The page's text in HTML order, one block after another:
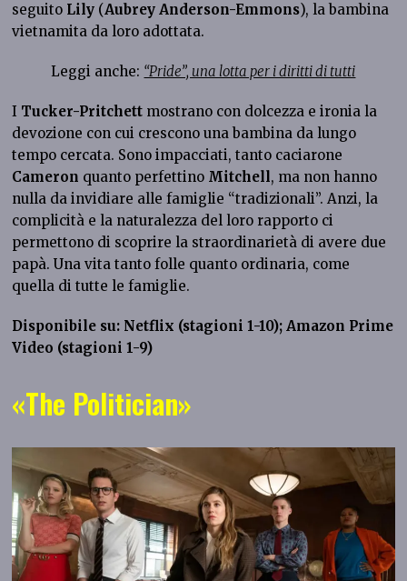
seguito Lily (Aubrey Anderson-Emmons), la bambina
vietnamita da loro adottata.
Leggi anche: “Pride”, una lotta per i diritti di tutti
I Tucker-Pritchett mostrano con dolcezza e ironia la
devozione con cui crescono una bambina da lungo
tempo cercata. Sono impacciati, tanto caciarone
Cameron quanto perfettino Mitchell, ma non hanno
nulla da invidiare alle famiglie “tradizionali”. Anzi, la
complicità e la naturalezza del loro rapporto ci
permettono di scoprire la straordinarietà di avere due
papà. Una vita tanto folle quanto ordinaria, come
quella di tutte le famiglie.
Disponibile su: Netflix (stagioni 1-10); Amazon Prime
Video (stagioni 1-9)
«The Politician»